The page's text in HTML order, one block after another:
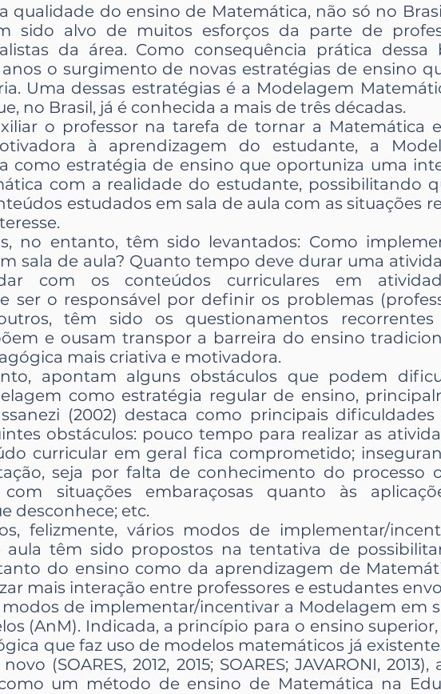
qualidade do ensino de Matemática, não só no
sido alvo de muitos esforços da parte de
da área. Como consequência prática dessa
o surgimento de novas estratégias de ensino
Uma dessas estratégias é a Modelagem
no Brasil, já é conhecida a mais de três décadas.
o professor na tarefa de tornar a Matemática
à aprendizagem do estudante, a
como estratégia de ensino que oportuniza uma
com a realidade do estudante, possibilitando
estudados em sala de aula com as situações
no entanto, têm sido levantados: Como
sala de aula? Quanto tempo deve durar uma
com os conteúdos curriculares em
ser o responsável por definir os problemas
têm sido os questionamentos
e ousam transpor a barreira do ensino
mais criativa e motivadora.
apontam alguns obstáculos que podem
como estratégia regular de ensino,
(2002) destaca como principais dificuldades
obstáculos: pouco tempo para realizar as
curricular em geral fica comprometido;
seja por falta de conhecimento do processo
situações embaraçosas quanto às
desconhece; etc.
felizmente, vários modos de implementar/
aula têm sido propostos na tentativa de
do ensino como da aprendizagem de
mais interação entre professores e estudantes
modos de implementar/incentivar a Modelagem em
(AnM). Indicada, a princípio para o ensino
que faz uso de modelos matemáticos já
(SOARES, 2012, 2015; SOARES; JAVARONI, 2013),
um método de ensino de Matemática na